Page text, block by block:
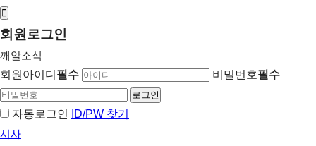
회원 로그인
깨알소식
회원아이디 필수 비밀번호필수
자동로그인
ID/PW 찾기
시사